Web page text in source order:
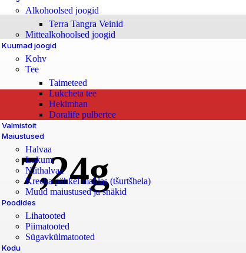
Alkohoolsed joogid
Terra Tangra Veinid
Mittealkohoolsed joogid
Kuumad joogid
Kohv
Tee
Taimeteed
Lukcheta tee
Hekimhan
Doralife pulbertee
Valmistoit
Maiustused
Halvaa
Lokum
Niithalvaa
Kreeka pähkel mahlas (tšurtšhela)
Muud maiustused ja snäkid
Poodides
Lihatooted
Piimatooted
Sügavkülmatooted
Kodu
7,24g